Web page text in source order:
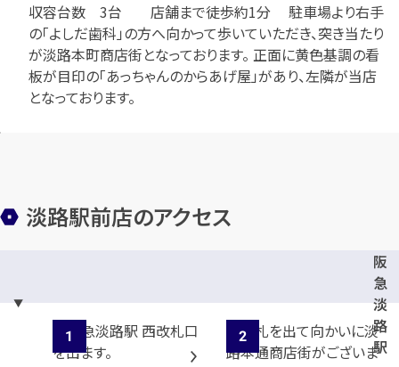
メールで無料相談する
収容台数 3台 店舗まで徒歩約1分 駐車場より右手
の「よしだ歯科」の方へ向かって歩いていただき、突き当たり
が淡路本町商店街となっております。 正面に黄色基調の看
板が目印の「あっちゃんのからあげ屋」があり、左隣が当店
となっております。
淡路駅前店のアクセス
阪
急
淡
路
駅